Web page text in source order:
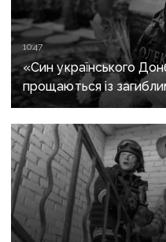
10:47
«Син українського
прощаються із
пошуковцем загону